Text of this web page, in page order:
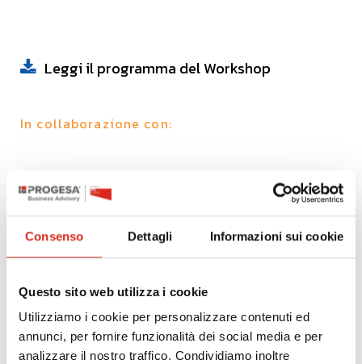
Consenso Dettagli Informazioni sui cookie
Questo sito web utilizza i cookie
Utilizziamo i cookie per personalizzare contenuti ed
annunci, per fornire funzionalità dei social media e per
analizzare il nostro traffico. Condividiamo inoltre
Leggi il programma del Workshop
In collaborazione con: